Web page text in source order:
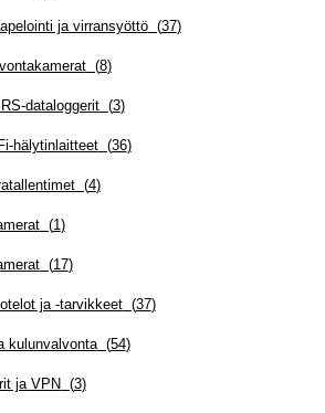
ja virransyöttö(37)
(8)
dataloggerit(3)
hälytinlaitteet(36)
(4)
(1)
(17)
ja -tarvikkeet(37)
kulunvalvonta(54)
ja VPN(3)